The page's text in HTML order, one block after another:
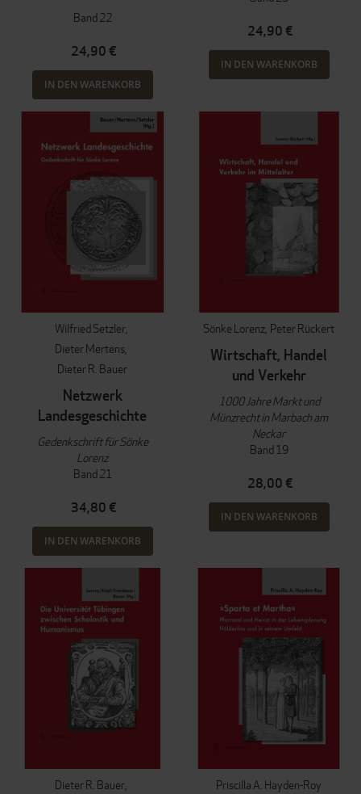
Band 22
24,90 €
IN DEN WARENKORB
24,90 €
IN DEN WARENKORB
Wilfried Setzler
Dieter Mertens
Dieter R. Bauer
Netzwerk
Landesgeschichte
Gedenkschrift für Sönke
Lorenz
Band 21
34,80 €
IN DEN WARENKORB
Sönke Lorenz Peter Rückert
Wirtschaft, Handel
und Verkehr
1000 Jahre Markt und
Münzrecht in Marbach am
Neckar
Band 19
28,00 €
IN DEN WARENKORB
Dieter R. Bauer
Priscilla A. Hayden-Roy